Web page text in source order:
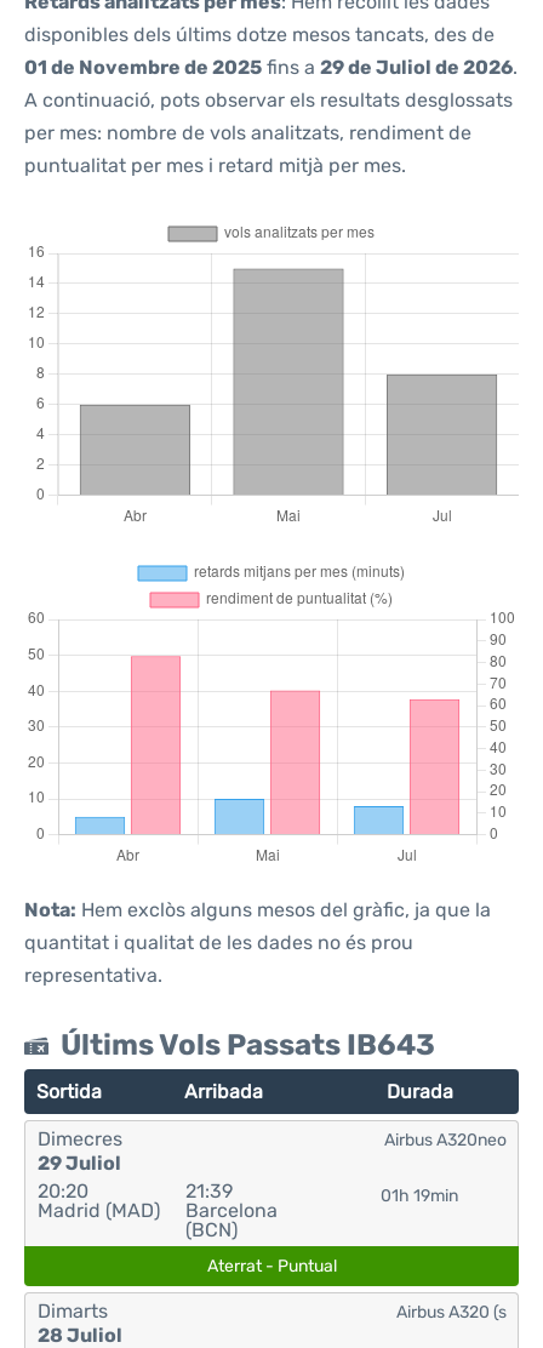
disponibles dels últims dotze mesos tancats, des de
01 de Novembre de 2025 fins a 29 de Juliol de 2026.
A continuació, pots observar els resultats desglossats
per mes: nombre de vols analitzats, rendiment de
puntualitat per mes i retard mitjà per mes.
Nota: Hem exclòs alguns mesos del gràfic, ja que la
quantitat i qualitat de les dades no és prou
representativa.
Últims Vols Passats IB643
Sortida Arribada Durada
Dimecres
29 Juliol
20:20
Madrid (MAD)
21:39
Barcelona
(BCN)
01h 19min
Airbus A320neo
Aterrat - Puntual
Dimarts
28 Juliol
Airbus A320 (s